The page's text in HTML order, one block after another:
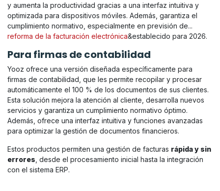
y aumenta la productividad gracias a una interfaz intuitiva y
optimizada para dispositivos móviles. Además, garantiza el
cumplimiento normativo, especialmente en previsión de...
reforma de la facturación electrónica&establecido para 2026.
Para firmas de contabilidad
Yooz ofrece una versión diseñada específicamente para
firmas de contabilidad, que les permite recopilar y procesar
automáticamente el 100 % de los documentos de sus clientes.
Esta solución mejora la atención al cliente, desarrolla nuevos
servicios y garantiza un cumplimiento normativo óptimo.
Además, ofrece una interfaz intuitiva y funciones avanzadas
para optimizar la gestión de documentos financieros.
Estos productos permiten una gestión de facturas rápida y sin
errores , desde el procesamiento inicial hasta la integración
con el sistema ERP.